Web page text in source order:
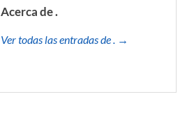
Acerca de .
Ver todas las entradas de . →